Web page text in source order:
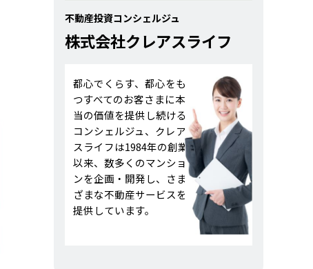
不動産投資コンシェルジュ
株式会社クレアスライフ
都心でくらす、都心をも
つすべてのお客さまに本
当の価値を提供し続ける
コンシェルジュ、クレア
スライフは1984年の創業
以来、数多くのマンショ
ンを企画・開発し、さま
ざまな不動産サービスを
提供しています。